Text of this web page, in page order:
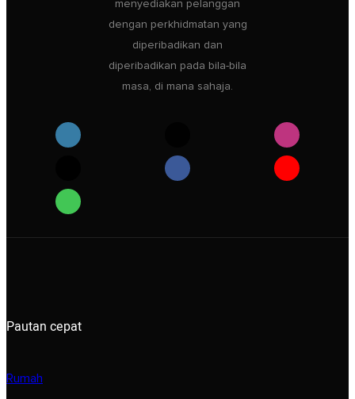
menyediakan pelanggan
dengan perkhidmatan yang
diperibadikan dan
diperibadikan pada bila-bila
masa, di mana sahaja.
Pautan cepat
Rumah